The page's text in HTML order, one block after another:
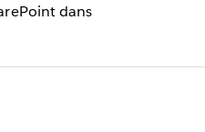
dans